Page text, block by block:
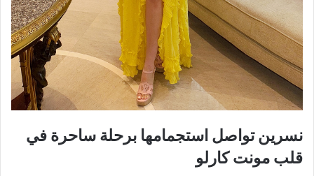
نسرين تواصل استجمامها برحلة ساحرة في
قلب مونت كارلو